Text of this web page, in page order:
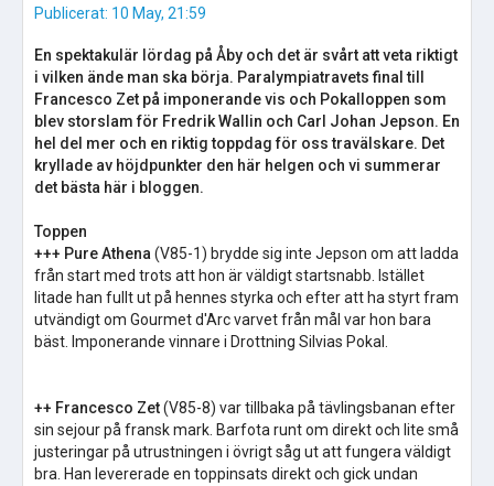
Publicerat: 10 May, 21:59
En spektakulär lördag på Åby och det är svårt att veta riktigt
i vilken ände man ska börja. Paralympiatravets final till
Francesco Zet på imponerande vis och Pokalloppen som
blev storslam för Fredrik Wallin och Carl Johan Jepson. En
hel del mer och en riktig toppdag för oss travälskare. Det
kryllade av höjdpunkter den här helgen och vi summerar
det bästa här i bloggen.
Toppen
+++ Pure Athena (V85-1) brydde sig inte Jepson om att ladda
från start med trots att hon är väldigt startsnabb. Istället
litade han fullt ut på hennes styrka och efter att ha styrt fram
utvändigt om Gourmet d'Arc varvet från mål var hon bara
bäst. Imponerande vinnare i Drottning Silvias Pokal.
++ Francesco Zet(V85-8) var tillbaka på tävlingsbanan efter
sin sejour på fransk mark. Barfota runt om direkt och lite små
justeringar på utrustningen i övrigt såg ut att fungera väldigt
bra. Han levererade en toppinsats direkt och gick undan